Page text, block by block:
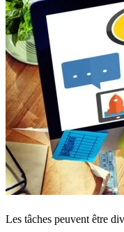
Les tâches peuvent être